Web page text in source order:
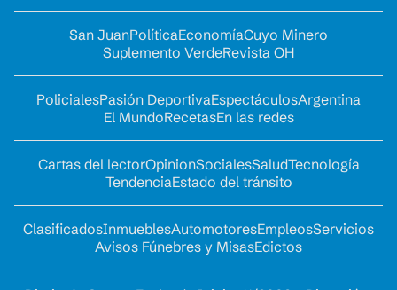
San JuanPolíticaEconomíaCuyo Minero
Suplemento VerdeRevista OH
PolicialesPasión DeportivaEspectáculosArgentina
El MundoRecetasEn las redes
Cartas del lectorOpinionSocialesSaludTecnología
TendenciaEstado del tránsito
ClasificadosInmueblesAutomotoresEmpleosServicios
Avisos Fúnebres y MisasEdictos